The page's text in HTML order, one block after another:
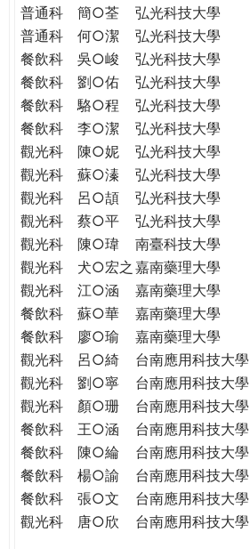
普通科
簡○荃 弘光科技大學
普通科
何○潔 弘光科技大學
餐飲科
吳○峻 弘光科技大學
餐飲科
劉○佑 弘光科技大學
餐飲科
駱○程 弘光科技大學
餐飲科
李○潔 弘光科技大學
觀光科
陳○妮 弘光科技大學
觀光科
蘇○溱 弘光科技大學
觀光科
呂○頡 弘光科技大學
觀光科
蔡○平 弘光科技大學
觀光科
陳○瑋 南臺科技大學
觀光科
犬○宏之 嘉南藥理大學
觀光科
江○涵 嘉南藥理大學
餐飲科
蘇○華 嘉南藥理大學
餐飲科
廖○瑜 嘉南藥理大學
觀光科
呂○綺 台南應用科技大學
觀光科
劉○寧 台南應用科技大學
觀光科
顏○珊 台南應用科技大學
餐飲科
王○涵 台南應用科技大學
餐飲科
陳○綸 台南應用科技大學
餐飲科
楊○諭 台南應用科技大學
餐飲科
張○文 台南應用科技大學
觀光科
唐○欣 台南應用科技大學